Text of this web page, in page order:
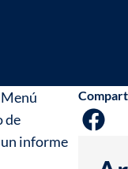
de
informe